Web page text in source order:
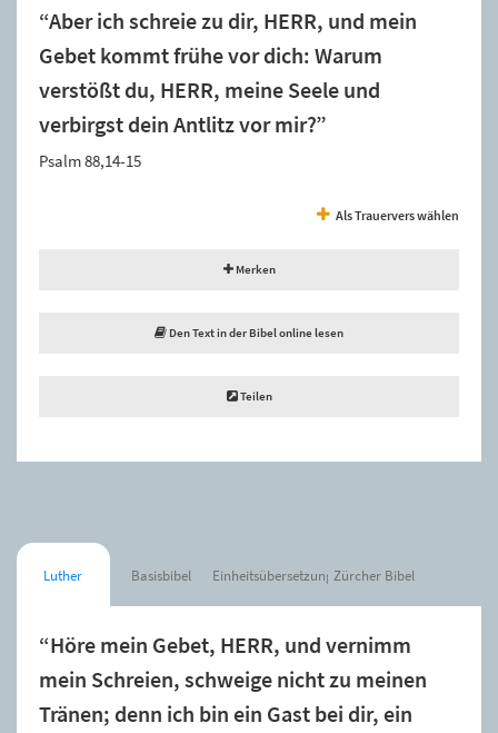
“Aber ich schreie zu dir, HERR, und mein
Gebet kommt frühe vor dich: Warum
verstößt du, HERR, meine Seele und
verbirgst dein Antlitz vor mir?”
Psalm 88,14-15
Als Trauervers wählen
Merken
Den Text in der Bibel online lesen
Teilen
Luther Basisbibel Einheitsübersetzung Zürcher Bibel
“Höre mein Gebet, HERR, und vernimm
mein Schreien, schweige nicht zu meinen
Tränen; denn ich bin ein Gast bei dir, ein